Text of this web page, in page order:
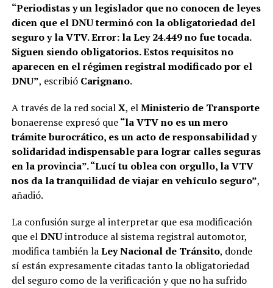
“Periodistas y un legislador que no conocen de leyes
dicen que el DNU terminó con la obligatoriedad del
seguro y la VTV. Error: la Ley 24.449 no fue tocada.
Siguen siendo obligatorios. Estos requisitos no
aparecen en el régimen registral modificado por el
DNU”, escribió Carignano.
A través de la red socialX, elMinisterio de Transporte
bonaerense expresó que“la VTV no es un mero
trámite burocrático, es un acto de responsabilidad y
solidaridad indispensable para lograr calles seguras
en la provincia”. “Lucí tu oblea con orgullo, la VTV
nos da la tranquilidad de viajar en vehículo seguro”,
añadió.
La confusión surge al interpretar que esa modificación
que elDNUintroduce al sistema registral automotor,
modifica también laLey Nacional de Tránsito, donde
sí están expresamente citadas tanto la obligatoriedad
del seguro como de la verificación y que no ha sufrido